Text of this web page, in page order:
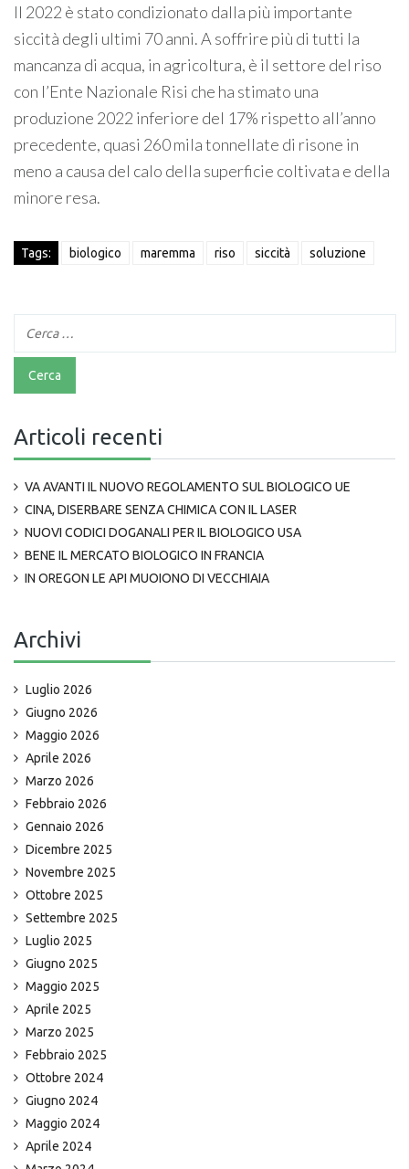
Il 2022 è stato condizionato dalla più importante
siccità degli ultimi 70 anni. A soffrire più di tutti la
mancanza di acqua, in agricoltura, è il settore del riso
con l’Ente Nazionale Risi che ha stimato una
produzione 2022 inferiore del 17% rispetto all’anno
precedente, quasi 260 mila tonnellate di risone in
meno a causa del calo della superficie coltivata e della
minore resa.
Tags: biologico maremma riso siccità soluzione
Articoli recenti
VA AVANTI IL NUOVO REGOLAMENTO SUL BIOLOGICO UE
CINA, DISERBARE SENZA CHIMICA CON IL LASER
NUOVI CODICI DOGANALI PER IL BIOLOGICO USA
BENE IL MERCATO BIOLOGICO IN FRANCIA
IN OREGON LE API MUOIONO DI VECCHIAIA
Archivi
Luglio 2026
Giugno 2026
Maggio 2026
Aprile 2026
Marzo 2026
Febbraio 2026
Gennaio 2026
Dicembre 2025
Novembre 2025
Ottobre 2025
Settembre 2025
Luglio 2025
Giugno 2025
Maggio 2025
Aprile 2025
Marzo 2025
Febbraio 2025
Ottobre 2024
Giugno 2024
Maggio 2024
Aprile 2024